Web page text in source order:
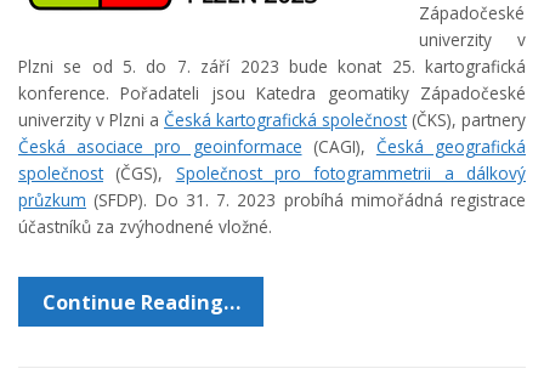
Západočeské
univerzity v
Plzni se od 5. do 7. září 2023 bude konat 25. kartografická
konference. Pořadateli jsou Katedra geomatiky Západočeské
univerzity v Plzni a Česká kartografická společnost(ČKS), partnery
Česká asociace pro geoinformace (CAGI), Česká geografická
společnost(ČGS), Společnost pro fotogrammetrii a dálkový
průzkum (SFDP). Do 31. 7. 2023 probíhá mimořádná registrace
účastníků za zvýhodnené vložné.
Continue Reading…